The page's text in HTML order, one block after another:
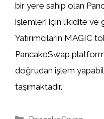
bir yere sahip olan
işlemleri için likidite ve
Yatırımcıların
PancakeSwap
doğrudan işlem
taşımaktadır.